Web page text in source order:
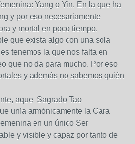
Yang o Yin. En la que ha
y por eso necesariamente
y mortal en poco tiempo.
que exista algo con una sola
tenemos la que nos falta en
que no da para mucho. Por eso
y además no sabemos quién
aquel Sagrado Tao
unía armónicamente la Cara
en un único Ser
y visible y capaz por tanto de